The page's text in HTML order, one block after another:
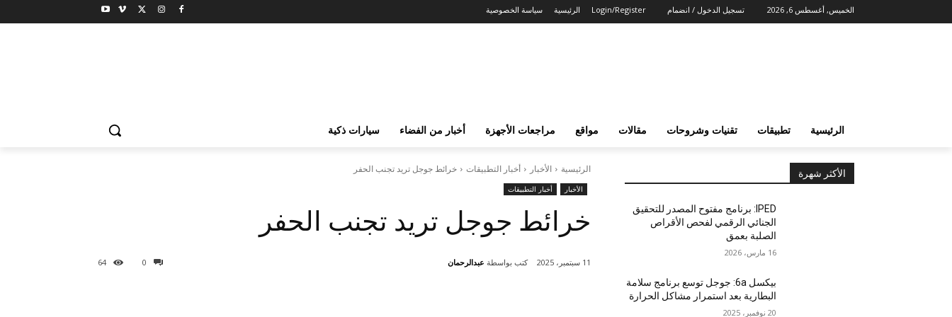
الخميس, أغسطس 6, 2026 تسجيل الدخول / انضمام سياسة الخصوصية الرئيسية Login/Register
الرئيسية تطبيقات تقنيات وشروحات مقالات مواقع مراجعات الأجهزة أخبار من الفضاء سيارات ذكية
الرئيسية الأخبار أخبار التطبيقات خرائط جوجل تريد تجنب الحفر
الأخبار أخبار التطبيقات
خرائط جوجل تريد تجنب الحفر
0
64 11 سبتمبر، 2025 كتب بواسطة عبدالرحمان
الأكثر شهرة
IPED: برنامج مفتوح المصدر للتحقيق
الجنائي الرقمي لفحص الأقراص
الصلبة بعمق
16 مارس، 2026
بيكسل 6a: جوجل توسع برنامج سلامة
البطارية بعد استمرار مشاكل الحرارة
20 نوفمبر، 2025